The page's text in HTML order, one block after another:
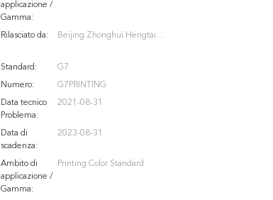
applicazione /
Gamma:
Rilasciato da:
Beijing Zhonghui Hengtai
Standard: G7
Numero: G7PRINTING
Data tecnico
Problema:
2021-08-31
Data di
scadenza:
2023-08-31
Ambito di
applicazione /
Gamma:
Printing Color Standard